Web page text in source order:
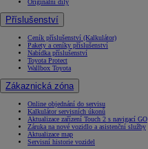
Originální díly
Příslušenství
Ceník příslušenství (Kalkulátor)
Pakety a ceníky příslušenství
Nabídka příslušenství
Toyota Protect
Wallbox Toyota
Zákaznická zóna
Online objednání do servisu
Kalkulátor servisních úkonů
Aktualizace zařízení Touch 2 s navigací GO
Záruka na nové vozidlo a asistenční služby
Aktualizace map
Servisní historie vozidel